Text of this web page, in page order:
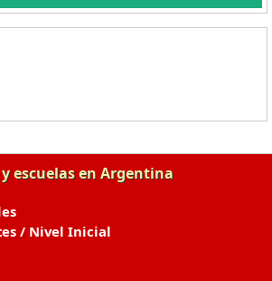
escuelas en Argentina
/ Nivel Inicial